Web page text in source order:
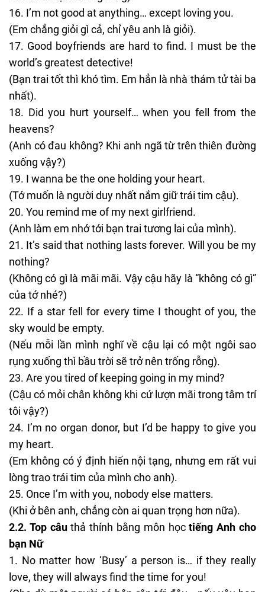
I’m not good at anything… except loving you.
(Em chẳng giỏi gì cả, chỉ yêu anh là giỏi).
Good boyfriends are hard to find. I must be the
world’s greatest detective!
(Bạn trai tốt thì khó tìm. Em hẳn là nhà thám tử tài ba
nhất).
Did you hurt yourself… when you fell from the
heavens?
(Anh có đau không? Khi anh ngã từ trên thiên đường
xuống vậy?)
I wanna be the one holding your heart.
(Tớ muốn là người duy nhất nắm giữ trái tim cậu).
You remind me of my next girlfriend.
(Anh làm em nhớ tới bạn trai tương lai của mình).
It’s said that nothing lasts forever. Will you be my
nothing?
(Không có gì là mãi mãi. Vậy cậu hãy là “không có gì”
của tớ nhé?)
If a star fell for every time I thought of you, the
sky would be empty.
(Nếu mỗi lần mình nghĩ về cậu lại có một ngôi sao
rụng xuống thì bầu trời sẽ trở nên trống rỗng).
Are you tired of keeping going in my mind?
(Cậu có mỏi chân không khi cứ lượn mãi trong tâm trí
tôi vậy?)
I’m no organ donor, but I’d be happy to give you
my heart.
(Em không có ý định hiến nội tạng, nhưng em rất vui
lòng trao trái tim của mình cho anh).
Once I’m with you, nobody else matters.
(Khi ở bên anh, chẳng còn ai quan trọng hơn nữa).
2.2. Top câuthả thính bằng môn họctiếng Anh cho
bạn Nữ
No matter how ‘Busy’ a person is… if they really
love, they will always find the time for you!